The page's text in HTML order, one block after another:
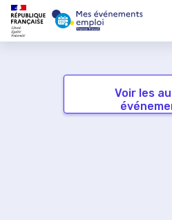
Voir les